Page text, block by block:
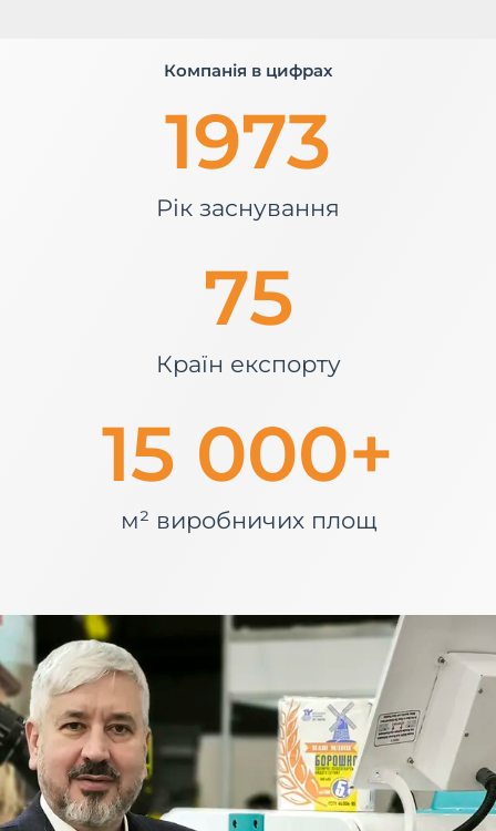
Компанія в цифрах
Рік заснування
1973
Країн експорту
75
м² виробничих площ
15 000+